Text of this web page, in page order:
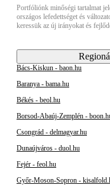
Portfóliónk minőségi tartalmat
országos lefedettséget és
keressük az új irányokat és
Bács-Kiskun - baon.hu
Baranya - bama.hu
Békés - beol.hu
Borsod-Abaúj-Zemplén -
Csongrád - delmagyar.hu
Dunaújváros - duol.hu
Fejér - feol.hu
Győr-Moson-Sopron -